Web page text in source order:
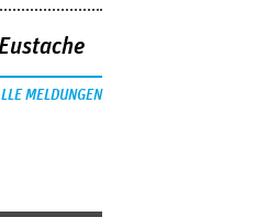
MELDUNGEN